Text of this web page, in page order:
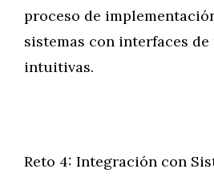
proceso de
sistemas con interfaces
intuitivas.
Reto 4: Integración con